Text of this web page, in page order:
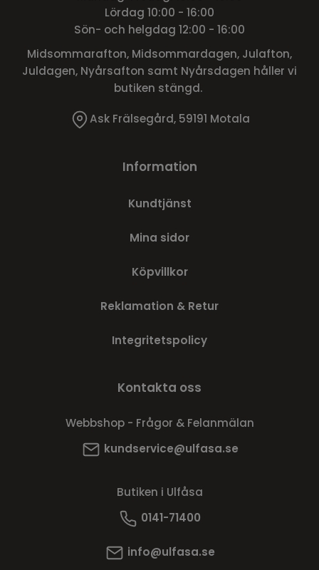
Lördag 10:00 - 16:00
Sön- och helgdag 12:00 - 16:00
Midsommarafton, Midsommardagen, Julafton,
Juldagen, Nyårsafton samt Nyårsdagen håller vi
butiken stängd.
Ask Frälsegård, 59191 Motala
Information
Kundtjänst
Mina sidor
Köpvillkor
Reklamation & Retur
Integritetspolicy
Kontakta oss
Webbshop - Frågor & Felanmälan
kundservice@ulfasa.se
Butiken i Ulfåsa
0141-71400
info@ulfasa.se